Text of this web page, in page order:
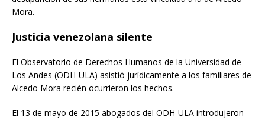
Mora.
Justicia venezolana silente
El Observatorio de Derechos Humanos de la Universidad de
Los Andes (ODH-ULA) asistió jurídicamente a los familiares de
Alcedo Mora recién ocurrieron los hechos.
El 13 de mayo de 2015 abogados del ODH-ULA introdujeron